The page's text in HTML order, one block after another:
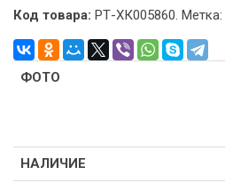
Код товара: РТ-ХК005860. Метка: